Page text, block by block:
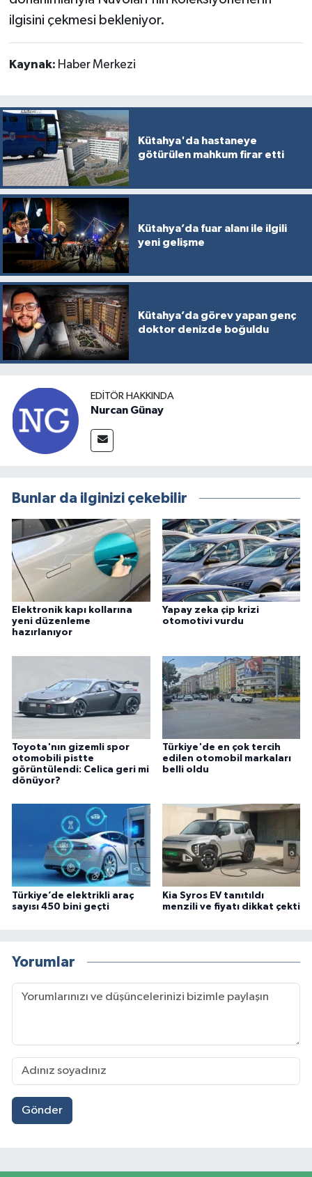
ilgisini çekmesi bekleniyor.
Kaynak: Haber Merkezi
Kütahya'da hastaneye
götürülen mahkum firar etti
Kütahya’da fuar alanı ile ilgili
yeni gelişme
Kütahya’da görev yapan genç
doktor denizde boğuldu
EDITÖR HAKKINDA
Nurcan Günay
Bunlar da ilginizi çekebilir
Elektronik kapı kollarına
yeni düzenleme
hazırlanıyor
Yapay zeka çip krizi
otomotivi vurdu
Toyota'nın gizemli spor
otomobili pistte
görüntülendi: Celica geri mi
dönüyor?
Türkiye'de en çok tercih
edilen otomobil markaları
belli oldu
Türkiye’de elektrikli araç
sayısı 450 bini geçti
Kia Syros EV tanıtıldı
menzili ve fiyatı dikkat çekti
Yorumlar
Gönder